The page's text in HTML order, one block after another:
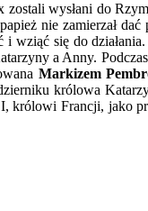
wysłani do
nie zamierzał
się do
a Anny.
Markizem
królowa
królowi Francji, jako